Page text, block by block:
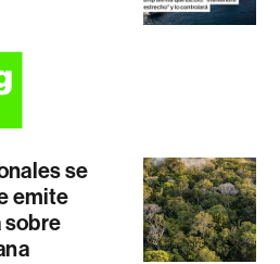
se
emite
sobre